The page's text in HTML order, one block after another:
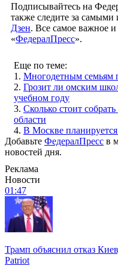
Подписывайтесь на
также следите за
Дзен. Все самое важное
«ФедералПресс».
Еще по теме:
1. Многодетным семьям
2. Грозит ли омским
учебном году
3. Сколько стоит
области
4. В Москве
Добавьте ФедералПресс в
новостей дня.
Реклама
Новости
01:47
Трамп объяснил отказ
Patriot